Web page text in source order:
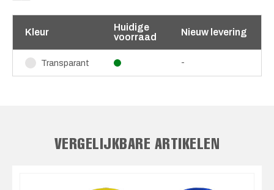
Kleur
Huidige
voorraad
Nieuw levering
Transparant -
VERGELIJKBARE ARTIKELEN